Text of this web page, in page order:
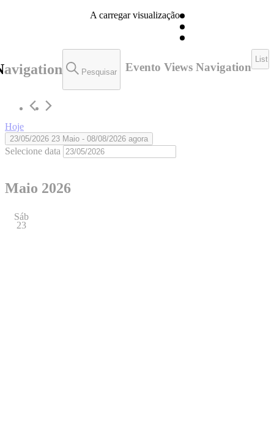
A carregar visualização
Pesquisar Evento Views Navigation
List
Hoje
23/05/2026 23 Maio - 08/08/2026 agora
Selecione data
Maio 2026
Sáb
23